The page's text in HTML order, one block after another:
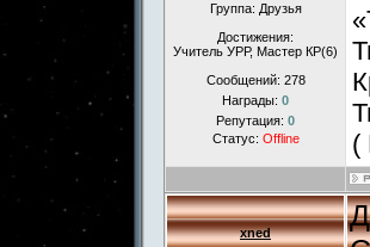
Группа: Друзья
Достижения:
Учитель УРР, Мастер КР(6)
Сообщений: 278
Награды: 0
Репутация: 0
Статус: Offline
(
xned